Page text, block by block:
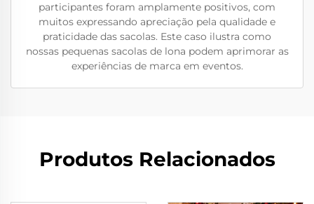
participantes foram amplamente positivos, com
muitos expressando apreciação pela qualidade e
praticidade das sacolas. Este caso ilustra como
nossas pequenas sacolas de lona podem aprimorar as
experiências de marca em eventos.
Produtos Relacionados